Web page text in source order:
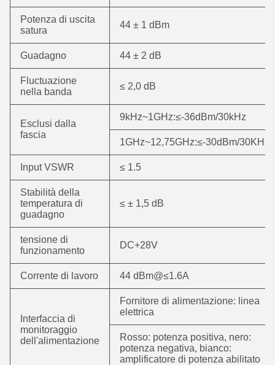
Potenza di uscita
satura
44 ± 1 dBm
Guadagno 44 ± 2 dB
Fluctuazione
nella banda
≤ 2,0 dB
Esclusi dalla
fascia
9kHz~1GHz:≤-36dBm/30kHz
1GHz~12,75GHz:≤-30dBm/30KHz
Input VSWR ≤ 1.5
Stabilità della
temperatura di
guadagno
≤ ± 1,5 dB
tensione di
funzionamento
DC+28V
Corrente di lavoro 44 dBm@≤1.6A
Interfaccia di
monitoraggio
dell'alimentazione
Fornitore di alimentazione: linea
elettrica
Rosso: potenza positiva, nero:
potenza negativa, bianco:
amplificatore di potenza abilitato